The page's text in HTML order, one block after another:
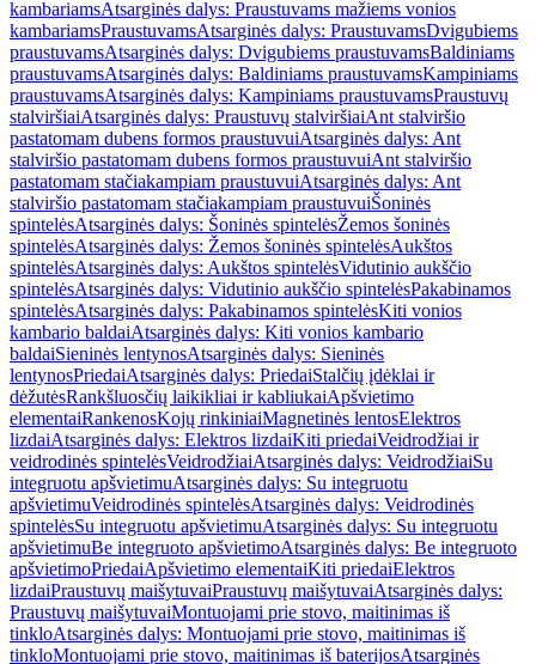
kambariamsAtsarginės dalys: Praustuvams mažiems vonios
kambariamsPraustuvamsAtsarginės dalys: PraustuvamsDvigubiems
praustuvamsAtsarginės dalys: Dvigubiems praustuvamsBaldiniams
praustuvamsAtsarginės dalys: Baldiniams praustuvamsKampiniams
praustuvamsAtsarginės dalys: Kampiniams praustuvamsPraustuvų
stalviršiaiAtsarginės dalys: Praustuvų stalviršiaiAnt stalviršio
pastatomam dubens formos praustuvuiAtsarginės dalys: Ant
stalviršio pastatomam dubens formos praustuvuiAnt stalviršio
pastatomam stačiakampiam praustuvuiAtsarginės dalys: Ant
stalviršio pastatomam stačiakampiam praustuvuiŠoninės
spintelėsAtsarginės dalys: Šoninės spintelėsŽemos šoninės
spintelėsAtsarginės dalys: Žemos šoninės spintelėsAukštos
spintelėsAtsarginės dalys: Aukštos spintelėsVidutinio aukščio
spintelėsAtsarginės dalys: Vidutinio aukščio spintelėsPakabinamos
spintelėsAtsarginės dalys: Pakabinamos spintelėsKiti vonios
kambario baldaiAtsarginės dalys: Kiti vonios kambario
baldaiSieninės lentynosAtsarginės dalys: Sieninės
lentynosPriedaiAtsarginės dalys: PriedaiStalčių įdėklai ir
dėžutėsRankšluosčių laikikliai ir kabliukaiApšvietimo
elementaiRankenosKojų rinkiniaiMagnetinės lentosElektros
lizdaiAtsarginės dalys: Elektros lizdaiKiti priedaiVeidrodžiai ir
veidrodinės spintelėsVeidrodžiaiAtsarginės dalys: VeidrodžiaiSu
integruotu apšvietimuAtsarginės dalys: Su integruotu
apšvietimuVeidrodinės spintelėsAtsarginės dalys: Veidrodinės
spintelėsSu integruotu apšvietimuAtsarginės dalys: Su integruotu
apšvietimuBe integruoto apšvietimoAtsarginės dalys: Be integruoto
apšvietimoPriedaiApšvietimo elementaiKiti priedaiElektros
lizdaiPraustuvų maišytuvaiPraustuvų maišytuvaiAtsarginės dalys:
Praustuvų maišytuvaiMontuojami prie stovo, maitinimas iš
tinkloAtsarginės dalys: Montuojami prie stovo, maitinimas iš
tinkloMontuojami prie stovo, maitinimas iš baterijosAtsarginės